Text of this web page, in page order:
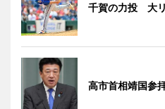
千賀の力投 大
高市首相靖国参